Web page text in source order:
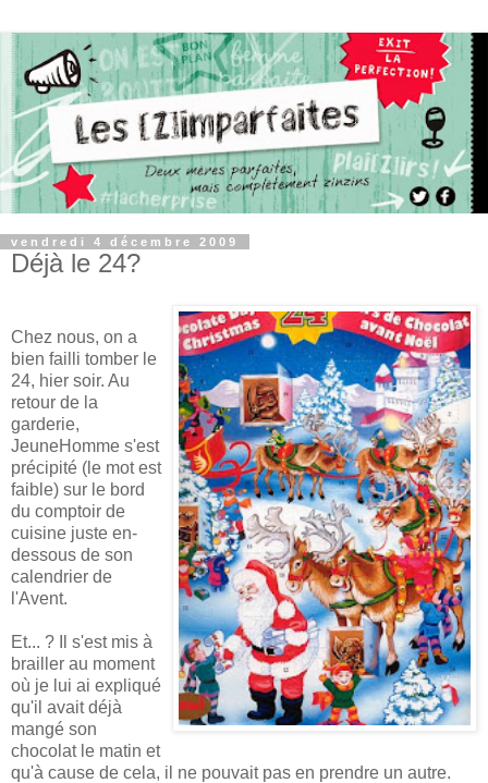
vendredi 4 décembre 2009
Déjà le 24?
Chez nous, on a
bien failli tomber le
24, hier soir. Au
retour de la
garderie,
JeuneHomme s'est
précipité (le mot est
faible) sur le bord
du comptoir de
cuisine juste en-
dessous de son
calendrier de
l'Avent.
Et... ? Il s'est mis à
brailler au moment
où je lui ai expliqué
qu'il avait déjà
mangé son
chocolat le matin et
qu'à cause de cela, il ne pouvait pas en prendre un autre.